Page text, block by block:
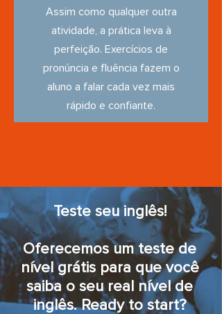
Assim como qualquer outra
atividade, a prática leva à
perfeição. Exercícios de
pronúncia e fluência fazem o
aluno a falar cada vez mais
rápido e confiante.
Teste seu inglês!
Oferecemos um teste de
nível grátis para que você
saiba o seu real nível de
inglês. Ready to start?